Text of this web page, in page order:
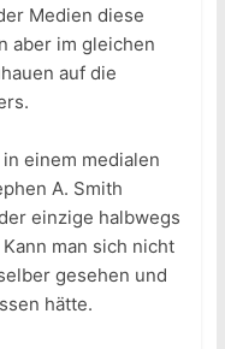
Medien diese
aber im gleichen
auf die
einem medialen
A. Smith
einzige halbwegs
man sich nicht
gesehen und
hätte.